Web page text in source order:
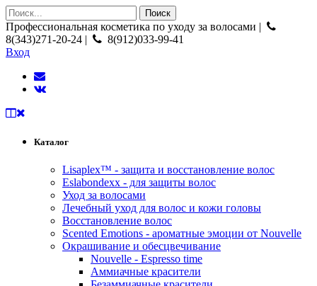
Профессиональная косметика по уходу за волосами |
8(343)271-20-24 |
8(912)033-99-41
Вход
Каталог
Lisaplex™ - защита и восстановление волос
Eslabondexx - для защиты волос
Уход за волосами
Лечебный уход для волос и кожи головы
Восстановление волос
Scented Emotions - ароматные эмоции от Nouvelle
Окрашивание и обесцвечивание
Nouvelle - Espresso time
Аммиачные красители